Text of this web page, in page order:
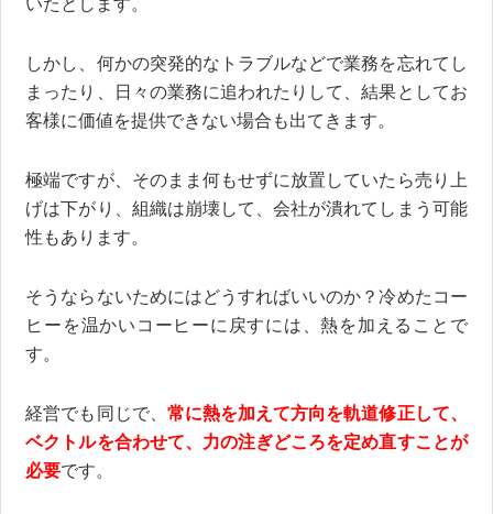
しかし、何かの突発的なトラブルなどで業務を忘れてし
まったり、日々の業務に追われたりして、結果としてお
客様に価値を提供できない場合も出てきます。
極端ですが、そのまま何もせずに放置していたら売り上
げは下がり、組織は崩壊して、会社が潰れてしまう可能
性もあります。
そうならないためにはどうすればいいのか？冷めたコー
ヒーを温かいコーヒーに戻すには、熱を加えることで
す。
経営でも同じで、 常に熱を加えて方向を軌道修正して、
ベクトルを合わせて、力の注ぎどころを定め直すことが
必要です。